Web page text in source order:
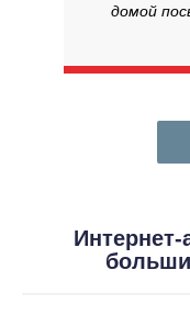
домой
Интернет-